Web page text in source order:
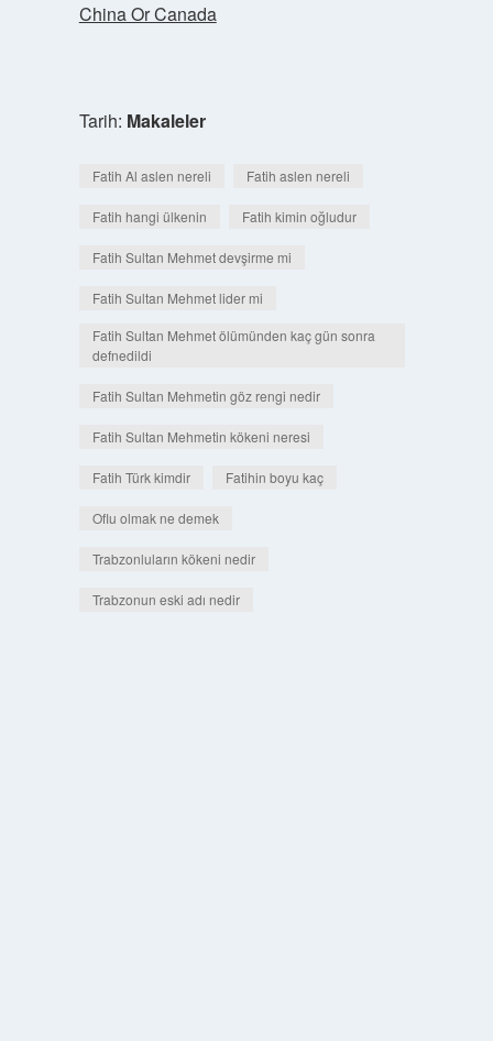
China Or Canada
Tarih: Makaleler
Fatih Al aslen nereli Fatih aslen nereli
Fatih hangi ülkenin Fatih kimin oğludur
Fatih Sultan Mehmet devşirme mi
Fatih Sultan Mehmet lider mi
Fatih Sultan Mehmet ölümünden kaç gün sonra
defnedildi
Fatih Sultan Mehmetin göz rengi nedir
Fatih Sultan Mehmetin kökeni neresi
Fatih Türk kimdir Fatihin boyu kaç
Oflu olmak ne demek
Trabzonluların kökeni nedir
Trabzonun eski adı nedir